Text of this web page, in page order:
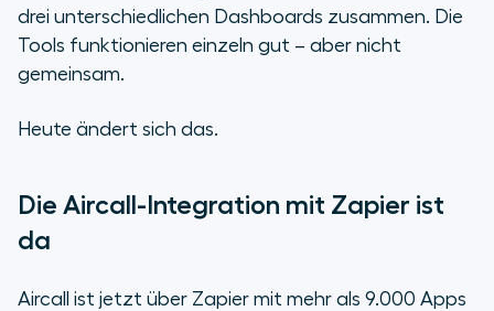
Verbinden Sie Aircall noch heute
mit Ihrem gesamten Tech-Stack
über Zapier
drei unterschiedlichen Dashboards zusammen. Die
Tools funktionieren einzeln gut – aber nicht
gemeinsam.
Heute ändert sich das.
Die Aircall-Integration mit Zapier ist
da
Aircall ist jetzt über Zapier mit mehr als 9.000 Apps